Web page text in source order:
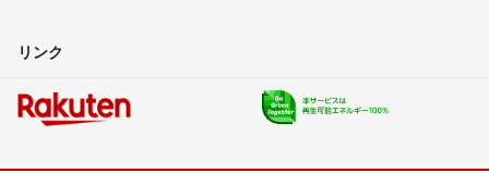
リンク